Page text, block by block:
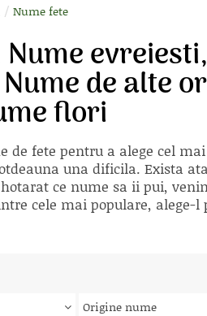
/ Nume fete
de alte
flori
de fete pentru a alege cel
una dificila. Exista
ce nume sa ii pui,
cele mai populare, alege-l
Origine nume